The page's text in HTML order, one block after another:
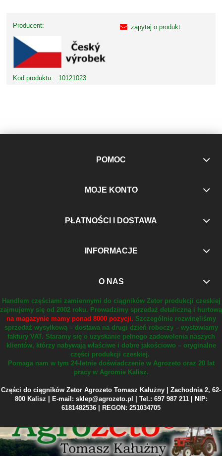
Producent:
Kod produktu: 10121023
zapytaj o produkt
POMOC
MOJE KONTO
PŁATNOŚCI I DOSTAWA
INFORMACJE
O NAS
Handlem częściami zamiennymi do ciągników Zetor produkcji czeskiej
zajmujemy się od 2002 roku. Prowadzimy sprzedaż detaliczną i hurtową
na magazynie mamy ponad 8000 pozycji. Szczególnie rozwinęliśmy
sprzedaż wysyłkową – dostawa na drugi dzień roboczy – wystawiamy
faktury VAT. Staramy się o uzyskanie pełnego zadowolenia naszych
klientów, którzy nabywają właściwe i dobre jakościowo – oryginalne
części produkcji czeskiej.
Pomaga nam w tym 24-letnie doświadczenie w Agrozeto oraz 20 lat
pracy w Agromie Kalisz.
Części do ciągników Zetor Agrozeto Tomasz Kałużny | Zachodnia 2, 62-
800 Kalisz | E-mail: sklep@agrozeto.pl | Tel.: 697 987 211 | NIP:
6181482536 | REGON: 251034705